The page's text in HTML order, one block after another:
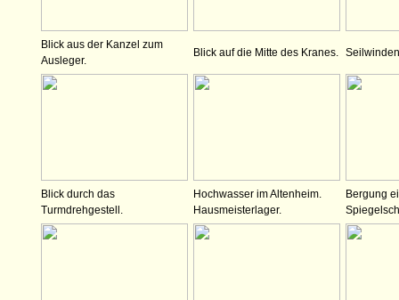
Blick aus der Kanzel zum
Ausleger.
Blick auf die Mitte des Kranes.
Blick durch das
Turmdrehgestell.
Hochwasser im Altenheim.
Hausmeisterlager.
Bergung